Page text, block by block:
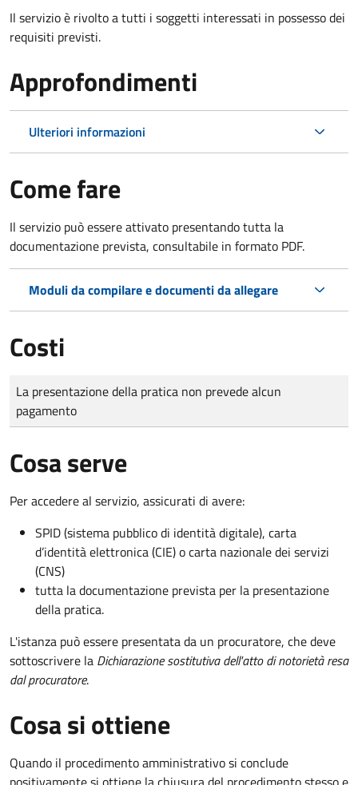
Il servizio è rivolto a tutti i soggetti interessati in possesso dei
requisiti previsti.
Approfondimenti
Ulteriori informazioni
Come fare
Il servizio può essere attivato presentando tutta la
documentazione prevista, consultabile in formato PDF.
Moduli da compilare e documenti da allegare
Costi
Tipo di pagamento
Importo
La presentazione della pratica non prevede alcun
pagamento
Cosa serve
Per accedere al servizio, assicurati di avere:
SPID (sistema pubblico di identità digitale), carta
d’identità elettronica (CIE) o carta nazionale dei servizi
(CNS)
tutta la documentazione prevista per la presentazione
della pratica.
L'istanza può essere presentata da un procuratore, che deve
sottoscrivere la Dichiarazione sostitutiva dell'atto di notorietà resa
dal procuratore.
Cosa si ottiene
Quando il procedimento amministrativo si conclude